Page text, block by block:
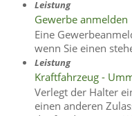
Leistung
Gewerbe anmelden
Eine
wenn Sie einen
Leistung
Kraftfahrzeug -
Verlegt der Halter
einen anderen